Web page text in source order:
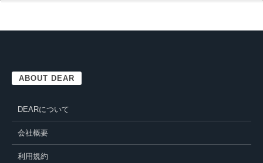
ABOUT DEAR
DEARについて
会社概要
利用規約